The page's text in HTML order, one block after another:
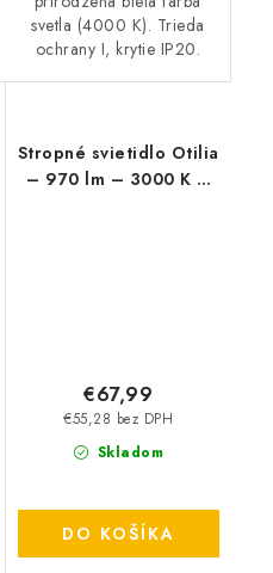
svetla (4000 K). Trieda
ochrany I, krytie IP20.
Stropné svietidlo Otilia
– 970 lm – 3000 K –
Skladom
€55,28 bez DPH
€67,99
DO KOŠÍKA